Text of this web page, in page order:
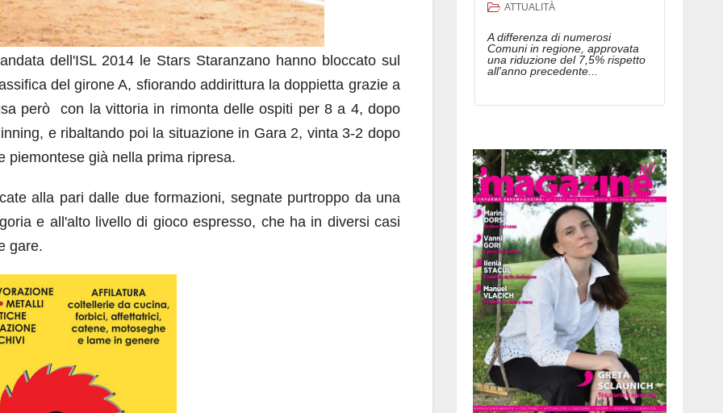
dell'ISL 2014 le Stars Staranzano hanno bloccato sul
del girone A, sfiorando addirittura la doppietta grazie a
però con la vittoria in rimonta delle ospiti per 8 a 4, dopo
e ribaltando poi la situazione in Gara 2, vinta 3-2 dopo
piemontese già nella prima ripresa.
alla pari dalle due formazioni, segnate purtroppo da una
e all'alto livello di gioco espresso, che ha in diversi casi
gare.
ATTUALITÀ
A differenza di numerosi
Comuni in regione, approvata
una riduzione del 7,5% rispetto
all'anno precedente...